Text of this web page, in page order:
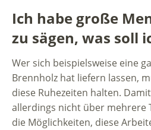
Ich habe große
zu sägen, was soll
Wer sich beispielsweise eine
Brennholz hat liefern lassen,
diese Ruhezeiten halten.
allerdings nicht über mehrere
die Möglichkeiten, diese